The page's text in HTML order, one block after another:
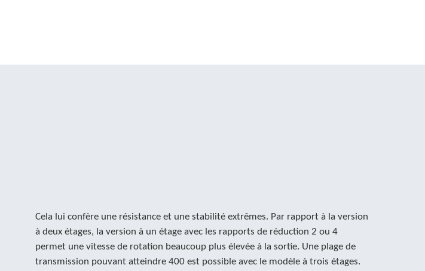
Cela lui confère une résistance et une stabilité extrêmes. Par rapport à la version
à deux étages, la version à un étage avec les rapports de réduction 2 ou 4
permet une vitesse de rotation beaucoup plus élevée à la sortie. Une plage de
transmission pouvant atteindre 400 est possible avec le modèle à trois étages.